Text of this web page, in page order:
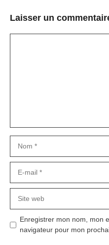
Laisser un
mail
web
Enregistrer mon nom, mon
navigateur pour mon